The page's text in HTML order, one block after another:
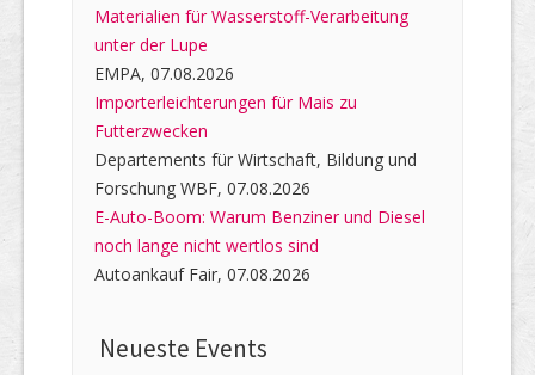
Materialien für Wasserstoff-Verarbeitung
unter der Lupe
EMPA, 07.08.2026
Importerleichterungen für Mais zu
Futterzwecken
Departements für Wirtschaft, Bildung und
Forschung WBF, 07.08.2026
E-Auto-Boom: Warum Benziner und Diesel
noch lange nicht wertlos sind
Autoankauf Fair, 07.08.2026
Neueste Events